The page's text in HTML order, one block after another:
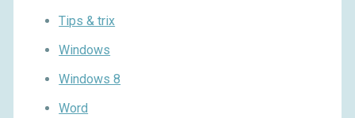
Tips & trix
Windows
Windows 8
Word